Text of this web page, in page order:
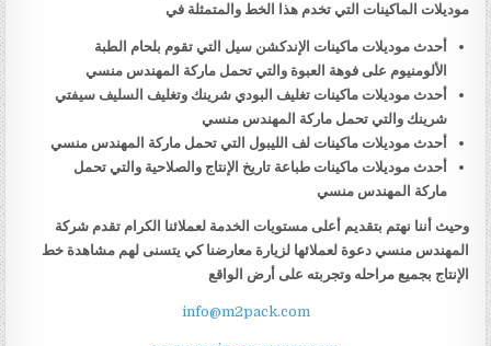
موديلات الماكينات التي تخدم هذا الخط والمتمثلة في
أحدث موديلات ماكينات الإندكشن سيل التي تقوم بلحام الطبة
الألومنيوم على فوهة العبوة والتي تحمل ماركة المهندس منسي
أحدث موديلات ماكينات تغليف البودي شرينك وتغليف السليف سيفتي
شرينك والتي تحمل ماركة المهندس منسي
أحدث موديلات ماكينات لف الليبول التي تحمل ماركة المهندس منسي
أحدث موديلات ماكينات طباعة تاريخ الإنتاج والصلاحية والتي تحمل
ماركة المهندس منسي
وحيث أننا نهتم بتقديم أعلى مستويات الخدمة لعملائنا الكرام تقدم شركة
المهندس منسي دعوة لعملائها لزيارة معارضنا كي يتسنى لهم مشاهدة خط
الإنتاج بجميع مراحله وتجربته على أرض الواقع
info@m2pack.com